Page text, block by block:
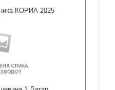
КОРИА 2025